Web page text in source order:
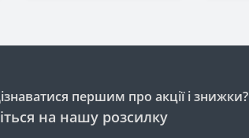
першим про акції і знижки?
на нашу розсилку